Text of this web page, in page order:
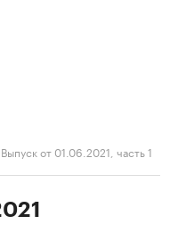
от 01.06.2021, часть 1